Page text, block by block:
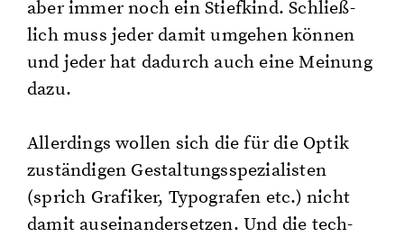
aber immer noch ein Stief­kind. Schlie­ß­
lich muss jeder damit um­ge­hen kön­nen
und jeder hat da­durch auch eine Mei­nung
dazu.
Al­ler­dings wol­len sich die für die Optik
zu­stän­di­gen Ge­stal­tungs­spe­zia­lis­ten
(sprich Gra­fi­ker, Ty­po­gra­fen etc.) nicht
damit aus­ein­an­der­set­zen. Und die tech­